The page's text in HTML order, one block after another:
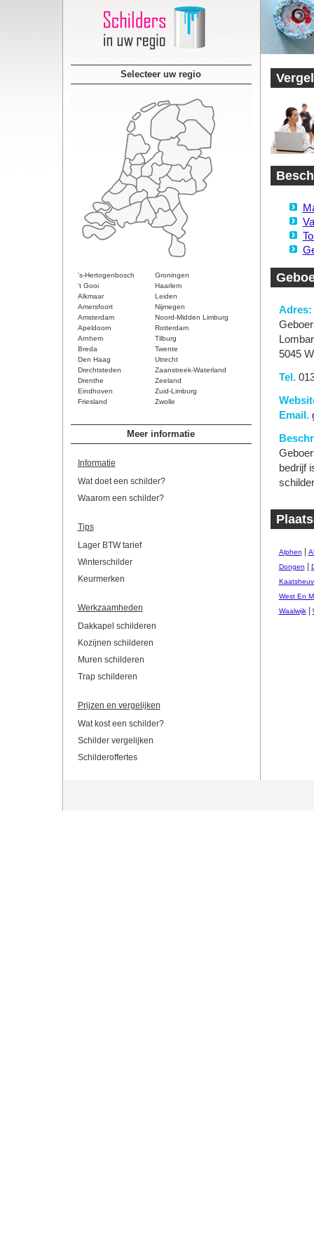
Selecteer uw regio
's-Hertogenbosch
Groningen
't Gooi
Haarlem
Alkmaar
Leiden
Amersfoort
Nijmegen
Amsterdam
Noord-Midden Limburg
Apeldoorn
Rotterdam
Arnhem
Tilburg
Breda
Twente
Den Haag
Utrecht
Drechtsteden
Zaanstreek-Waterland
Drenthe
Zeeland
Eindhoven
Zuid-Limburg
Friesland
Zwolle
Meer informatie
Informatie
Wat doet een schilder?
Waarom een schilder?
Tips
Lager BTW tarief
Winterschilder
Keurmerken
Werkzaamheden
Dakkapel schilderen
Kozijnen schilderen
Muren schilderen
Trap schilderen
Prijzen en vergelijken
Wat kost een schilder?
Schilder vergelijken
Schilderoffertes
Adres:
5045
Tel.
Email.
bedrijf
Alphen
Dongen
West En
Waalwijk|